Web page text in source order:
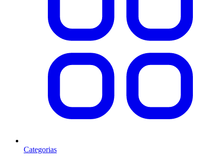
Categorias